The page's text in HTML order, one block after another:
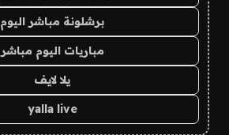
برشلونة مباشر اليوم
مباريات اليوم مباشر
يلا لايف
yalla live